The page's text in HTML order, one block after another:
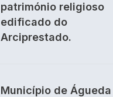
património religioso
edificado do
Arciprestado.
Município de Águeda